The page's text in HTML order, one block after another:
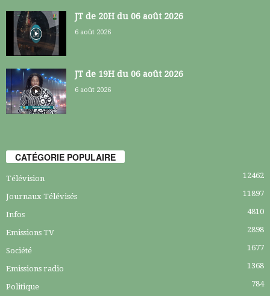
JT de 20H du 06 août 2026
6 août 2026
JT de 19H du 06 août 2026
6 août 2026
CATÉGORIE POPULAIRE
Télévision 12462
Journaux Télévisés 11897
Infos 4810
Emissions TV 2898
Société 1677
Emissions radio 1368
Politique 784